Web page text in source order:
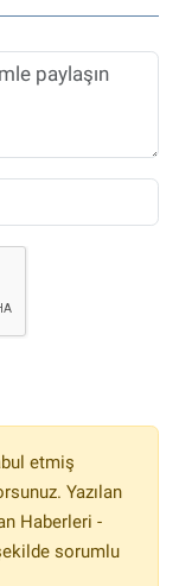
etmiş
Yazılan
Haberleri -
sorumlu